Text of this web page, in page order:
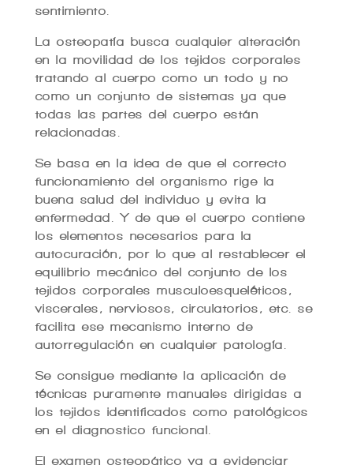
sentimiento.
La osteopatía busca cualquier alteración
en la movilidad de los tejidos corporales
tratando al cuerpo como un todo y no
como un conjunto de sistemas ya que
todas las partes del cuerpo están
relacionadas.
Se basa en la idea de que el correcto
funcionamiento del organismo rige la
buena salud del individuo y evita la
enfermedad. Y de que el cuerpo contiene
los elementos necesarios para la
autocuración, por lo que al restablecer el
equilibrio mecánico del conjunto de los
tejidos corporales musculoesqueléticos,
viscerales, nerviosos, circulatorios, etc. se
facilita ese mecanismo interno de
autorregulación en cualquier patología.
Se consigue mediante la aplicación de
técnicas puramente manuales dirigidas a
los tejidos identificados como patológicos
en el diagnostico funcional.
El examen osteopático va a evidenciar